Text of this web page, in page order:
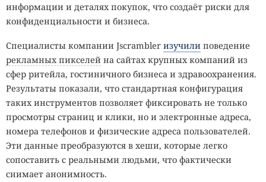
информации и деталях покупок, что создаёт риски для
конфиденциальности и бизнеса.
Специалисты компании Jscrambler изучили поведение
рекламных пикселей на сайтах крупных компаний из
сфер ритейла, гостиничного бизнеса и здравоохранения.
Результаты показали, что стандартная конфигурация
таких инструментов позволяет фиксировать не только
просмотры страниц и клики, но и электронные адреса,
номера телефонов и физические адреса пользователей.
Эти данные преобразуются в хеши, которые легко
сопоставить с реальными людьми, что фактически
снимает анонимность.